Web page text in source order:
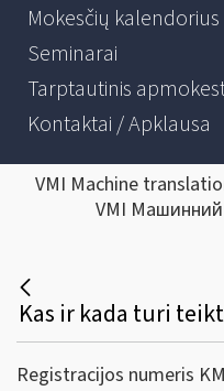
Mokesčių kalendorius
Seminarai
Tarptautinis
Kontaktai / Apklausa
VMI Machine
VMI
Registracijos numeris